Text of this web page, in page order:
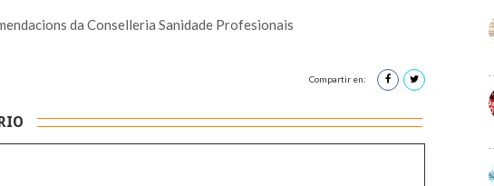
da Conselleria Sanidade Profesionais
Compartir en: